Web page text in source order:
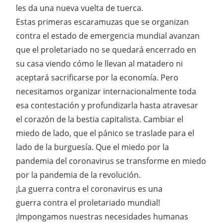
les da una nueva vuelta de tuerca.
Estas primeras escaramuzas que se organizan
contra el estado de emergencia mundial avanzan
que el proletariado no se quedará encerrado en
su casa viendo cómo le llevan al matadero ni
aceptará sacrificarse por la economía. Pero
necesitamos organizar internacionalmente toda
esa contestación y profundizarla hasta atravesar
el corazón de la bestia capitalista. Cambiar el
miedo de lado, que el pánico se traslade para el
lado de la burguesía. Que el miedo por la
pandemia del coronavirus se transforme en miedo
por la pandemia de la revolución.
¡La guerra contra el coronavirus es una
guerra contra el proletariado mundial!
¡Impongamos nuestras necesidades humanas